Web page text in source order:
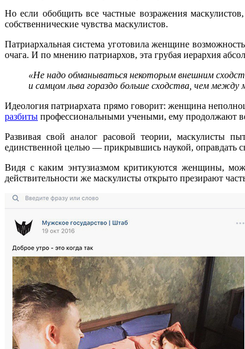
Но если обобщить все частные возражения
собственнические чувства маскулистов.
Патриархальная система уготовила женщине
очага. И по мнению патриархов, эта грубая иерархия
«Не надо обманываться некоторым внешним
и самцом льва гораздо больше сходства, чем
Идеология патриархата прямо говорит: женщина
разбиты профессиональными учеными, ему продолжают
Развивая свой аналог расовой теории, маскулисты
единственной целью — прикрывшись наукой, оправдать
Видя с каким энтузиазмом критикуются женщины,
действительности же маскулисты открыто презирают